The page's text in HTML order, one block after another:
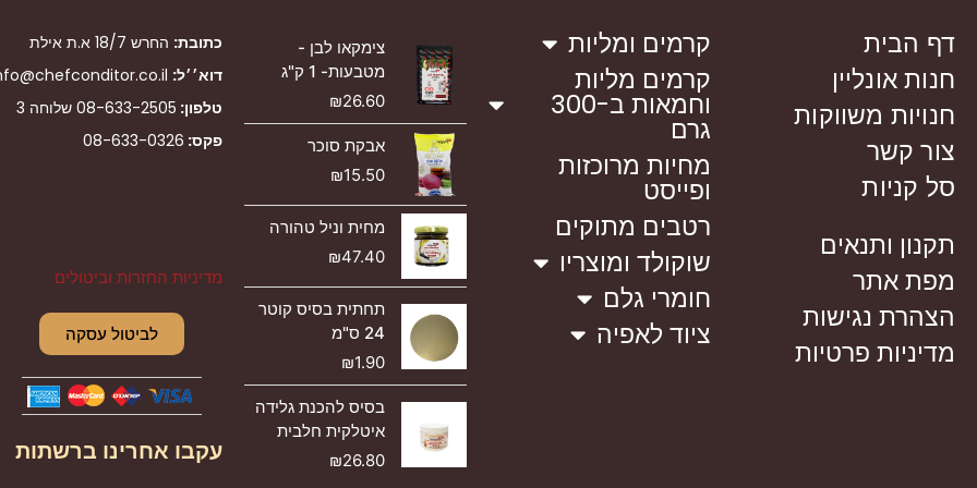
דף הבית
חנות אונליין
חנויות משווקות
צור קשר
סל קניות
תקנון ותנאים
מפת אתר
הצהרת נגישות
מדיניות פרטיות
קרמים ומליות
קרמים מליות
וחמאות ב-300
גרם
מחיות מרוכזות
ופייסט
רטבים מתוקים
שוקולד ומוצריו
חומרי גלם
ציוד לאפיה
צימקאו לבן -
מטבעות- 1 ק"ג
₪26.60
אבקת סוכר
₪15.50
מחית וניל טהורה
₪47.40
תחתית בסיס קוטר
24 ס"מ
₪1.90
בסיס להכנת גלידה
איטלקית חלבית
₪26.80
כתובת: החרש 18/7 א.ת אילת
דוא׳׳ל:
טלפון: 08-633-2505 שלוחה 3
פקס: 08-633-0326
מדיניות החזרות וביטולים
לביטול עסקה
עקבו אחרינו ברשתות